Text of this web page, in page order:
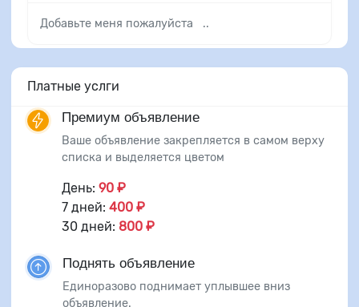
Добавьте меня пожалуйста ..
Платные услги
Премиум объявление
Ваше объявление закрепляется в самом верху
списка и выделяется цветом
День: 90 ₽
7 дней: 400 ₽
30 дней: 800 ₽
Поднять объявление
Единоразово поднимает уплывшее вниз
объявление.